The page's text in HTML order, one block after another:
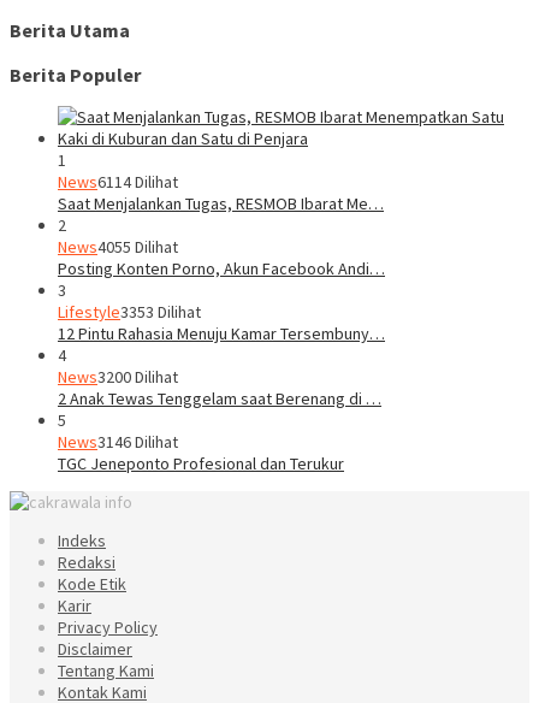
Berita Utama
Berita Populer
1
News6114 Dilihat
Saat Menjalankan Tugas, RESMOB Ibarat Me…
2
News4055 Dilihat
Posting Konten Porno, Akun Facebook Andi…
3
Lifestyle3353 Dilihat
12 Pintu Rahasia Menuju Kamar Tersembuny…
4
News3200 Dilihat
2 Anak Tewas Tenggelam saat Berenang di …
5
News3146 Dilihat
TGC Jeneponto Profesional dan Terukur
Indeks
Redaksi
Kode Etik
Karir
Privacy Policy
Disclaimer
Tentang Kami
Kontak Kami